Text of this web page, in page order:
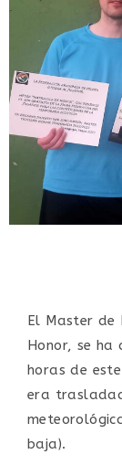
El Master de
Honor, se ha
horas de
era
baja).